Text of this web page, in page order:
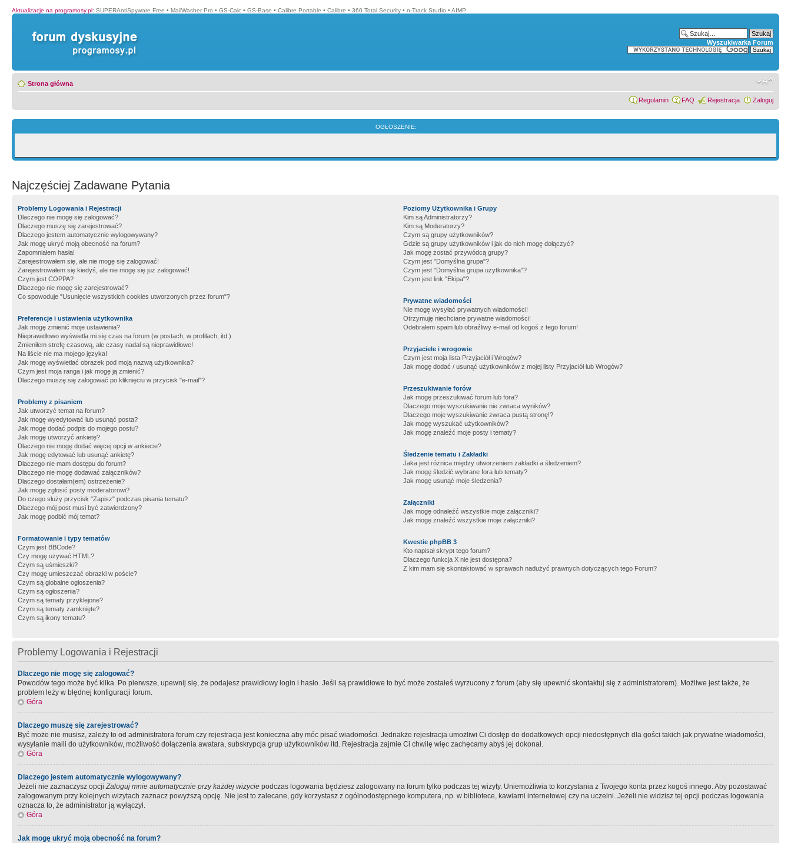
Aktualizacje na programosy.pl: SUPERAntiSpyware Free • MailWasher Pro • GS-Calc • GS-Base • Calibre Portable • Calibre • 360 Total Security • n-Track Studio • AIMP
Wyszukiwarka Forum
Strona główna
Regulamin FAQ Rejestracja Zaloguj
OGŁOSZENIE:
Najczęściej Zadawane Pytania
Problemy Logowania i Rejestracji
Dlaczego nie mogę się zalogować?
Dlaczego muszę się zarejestrować?
Dlaczego jestem automatycznie wylogowywany?
Jak mogę ukryć moją obecność na forum?
Zapomniałem hasła!
Zarejestrowałem się, ale nie mogę się zalogować!
Zarejestrowałem się kiedyś, ale nie mogę się już zalogować!
Czym jest COPPA?
Dlaczego nie mogę się zarejestrować?
Co spowoduje "Usunięcie wszystkich cookies utworzonych przez forum"?
Preferencje i ustawienia użytkownika
Jak mogę zmienić moje ustawienia?
Nieprawidłowo wyświetla mi się czas na forum (w postach, w profilach, itd.)
Zmieniłem strefę czasową, ale czasy nadal są nieprawidłowe!
Na liście nie ma mojego języka!
Jak mogę wyświetlać obrazek pod moją nazwą użytkownika?
Czym jest moja ranga i jak mogę ją zmienić?
Dlaczego muszę się zalogować po kliknięciu w przycisk "e-mail"?
Problemy z pisaniem
Jak utworzyć temat na forum?
Jak mogę wyedytować lub usunąć posta?
Jak mogę dodać podpis do mojego postu?
Jak mogę utworzyć ankietę?
Dlaczego nie mogę dodać więcej opcji w ankiecie?
Jak mogę edytować lub usunąć ankietę?
Dlaczego nie mam dostępu do forum?
Dlaczego nie mogę dodawać załączników?
Dlaczego dostałam(em) ostrzeżenie?
Jak mogę zgłosić posty moderatorowi?
Do czego służy przycisk "Zapisz" podczas pisania tematu?
Dlaczego mój post musi być zatwierdzony?
Jak mogę podbić mój temat?
Formatowanie i typy tematów
Czym jest BBCode?
Czy mogę używać HTML?
Czym są uśmieszki?
Czy mogę umieszczać obrazki w poście?
Czym są globalne ogłoszenia?
Czym są ogłoszenia?
Czym są tematy przyklejone?
Czym są tematy zamknięte?
Czym są ikony tematu?
Poziomy Użytkownika i Grupy
Kim są Administratorzy?
Kim są Moderatorzy?
Czym są grupy użytkowników?
Gdzie są grupy użytkowników i jak do nich mogę dołączyć?
Jak mogę zostać przywódcą grupy?
Czym jest "Domyślna grupa"?
Czym jest "Domyślna grupa użytkownika"?
Czym jest link "Ekipa"?
Prywatne wiadomości
Nie mogę wysyłać prywatnych wiadomości!
Otrzymuję niechciane prywatne wiadomości!
Odebrałem spam lub obraźliwy e-mail od kogoś z tego forum!
Przyjaciele i wrogowie
Czym jest moja lista Przyjaciół i Wrogów?
Jak mogę dodać / usunąć użytkowników z mojej listy Przyjaciół lub Wrogów?
Przeszukiwanie forów
Jak mogę przeszukiwać forum lub fora?
Dlaczego moje wyszukiwanie nie zwraca wyników?
Dlaczego moje wyszukiwanie zwraca pustą stronę!?
Jak mogę wyszukać użytkowników?
Jak mogę znaleźć moje posty i tematy?
Śledzenie tematu i Zakładki
Jaka jest różnica między utworzeniem zakładki a śledzeniem?
Jak mogę śledzić wybrane fora lub tematy?
Jak mogę usunąć moje śledzenia?
Załączniki
Jak mogę odnaleźć wszystkie moje załączniki?
Jak mogę znaleźć wszystkie moje załączniki?
Kwestie phpBB 3
Kto napisał skrypt tego forum?
Dlaczego funkcja X nie jest dostępna?
Z kim mam się skontaktować w sprawach nadużyć prawnych dotyczących tego Forum?
Problemy Logowania i Rejestracji
Dlaczego nie mogę się zalogować?
Powodów tego może być kilka. Po pierwsze, upewnij się, że podajesz prawidłowy login i hasło. Jeśli są prawidłowe to być może zostałeś wyrzucony z forum (aby się upewnić skontaktuj się z administratorem). Możliwe jest także, że
problem leży w błędnej konfiguracji forum.
Góra
Dlaczego muszę się zarejestrować?
Być może nie musisz, zależy to od administratora forum czy rejestracja jest konieczna aby móc pisać wiadomości. Jednakże rejestracja umożliwi Ci dostęp do dodatkowych opcji niedostępnych dla gości takich jak prywatne wiadomości,
wysyłanie maili do użytkowników, możliwość dołączenia awatara, subskrypcja grup użytkowników itd. Rejestracja zajmie Ci chwilę więc zachęcamy abyś jej dokonał.
Góra
Dlaczego jestem automatycznie wylogowywany?
Jeżeli nie zaznaczysz opcjiZaloguj mnie automatycznie przy każdej wizycie podczas logowania będziesz zalogowany na forum tylko podczas tej wizyty. Uniemożliwia to korzystania z Twojego konta przez kogoś innego. Aby pozostawać
zalogowanym przy kolejnych wizytach zaznacz powyższą opcję. Nie jest to zalecane, gdy korzystasz z ogólnodostępnego komputera, np. w bibliotece, kawiarni internetowej czy na uczelni. Jeżeli nie widzisz tej opcji podczas logowania
oznacza to, że administrator ją wyłączył.
Góra
Jak mogę ukryć moją obecność na forum?